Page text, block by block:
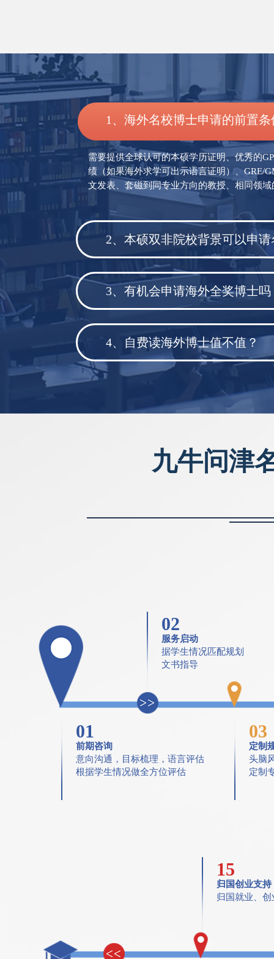
1、海外名校博士申请的前置
需要提供全球认可的本硕学历证明、优秀的
绩（如果海外求学可出示语言证明）、GRE/
文发表、套磁到同专业方向的教授、相同领
2、本硕双非院校背景可以申
3、有机会申请海外全奖博士吗
4、自费读海外博士值不值？
九牛问津
02
服务启动
据学生情况匹配规划
文书指导
01
前期咨询
意向沟通，目标梳理，语言评估
根据学生情况做全方位评估
03
定制
头脑
定制
15
归国创业支持
归国就业、创